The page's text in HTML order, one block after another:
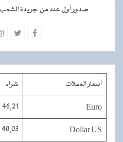
صدور أول عدد من جريدة الشعب
أسعار العملات شراء
Euro
46,21
Dollar US
40,03